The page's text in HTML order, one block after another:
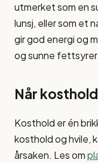
utmerket som en
lunsj, eller som et
gir god energi og
og sunne fettsyrer.
Når
Kosthold er én
kosthold og hvile,
årsaken. Les om